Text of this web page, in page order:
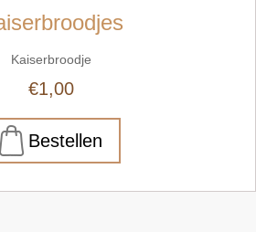
Kaiserbroodje
€1,00